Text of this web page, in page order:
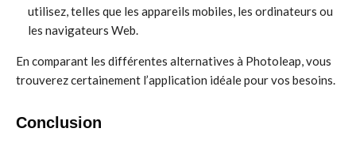
utilisez, telles que les appareils mobiles, les ordinateurs ou
les navigateurs Web.
En comparant les différentes alternatives à Photoleap, vous
trouverez certainement l’application idéale pour vos besoins.
Conclusion